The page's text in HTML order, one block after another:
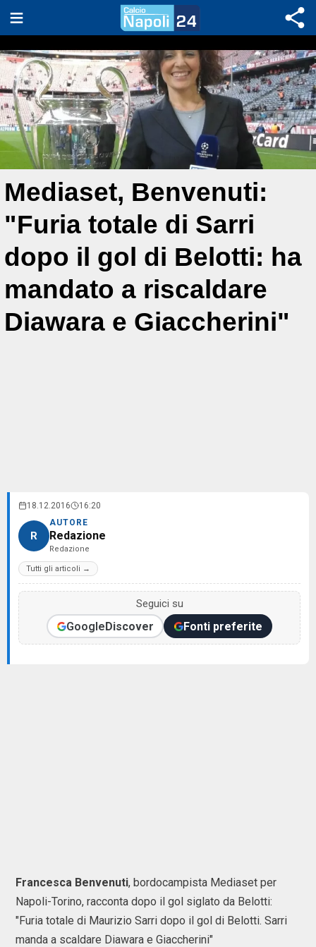
Mediaset, Benvenuti:
"Furia totale di Sarri
dopo il gol di Belotti: ha
mandato a riscaldare
Diawara e Giaccherini"
18.12.2016 16:20
R
AUTORE
Redazione
Redazione
Tutti gli articoli →
Seguici su
GoogleDiscover Fonti preferite
Francesca Benvenuti, bordocampista Mediaset per
Napoli-Torino, racconta dopo il gol siglato da Belotti:
"Furia totale di Maurizio Sarri dopo il gol di Belotti. Sarri
manda a scaldare Diawara e Giaccherini"